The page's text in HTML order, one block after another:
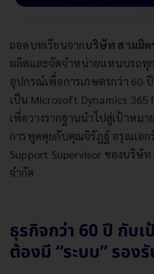
ถอดบทเรียนจากบริษัท สามมิต
ผลิตและจัดจำหน่ายแหนบรถทุ
อุปกรณ์เพื่อการเกษตรกว่า 60
เป็น Microsoft Dynamics 365
เพื่อวางรากฐานนำไปสู่เป้าหม
การพูดคุยกับคุณจิรัฎฐ์ อรุณเอก
Support Supervisor ของบริษั
จำกัด
ธุรกิจกว่า 60 ปี กับเ
ต้องมี “ระบบ” รอง